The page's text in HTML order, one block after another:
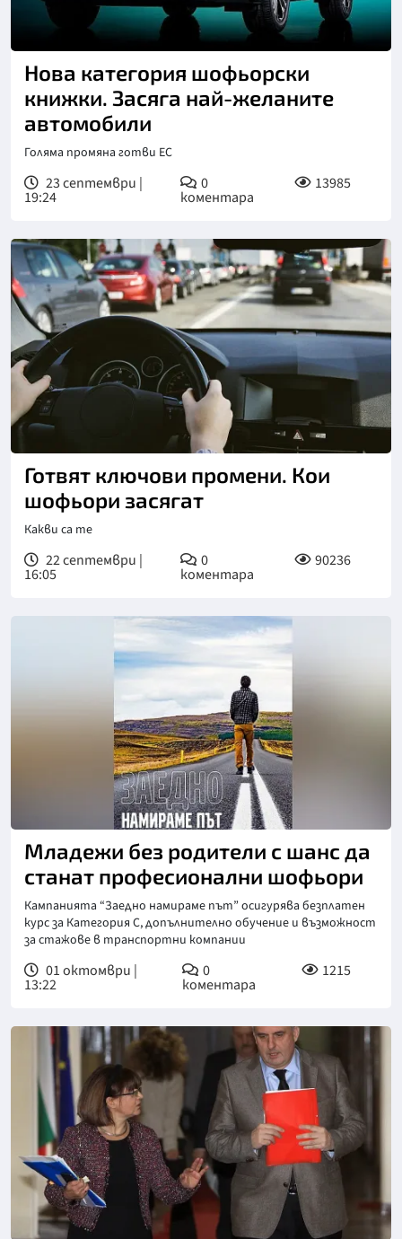
Нова категория шофьорски
книжки. Засяга най-желаните
автомобили
Голяма промяна готви ЕС
23 септември |
19:24
0
коментара
13985
Готвят ключови промени. Кои
шофьори засягат
Какви са те
22 септември |
16:05
0
коментара
90236
Младежи без родители с шанс да
станат професионални шофьори
Кампанията “Заедно намираме път” осигурява безплатен
курс за Категория С, допълнително обучение и възможност
за стажове в транспортни компании
01 октомври |
13:22
0
коментара
1215